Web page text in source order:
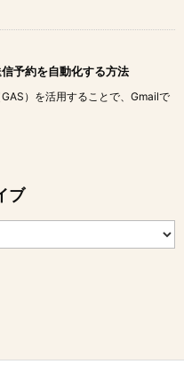
予約を自動化する方法
）を活用することで、Gmailで
ブ